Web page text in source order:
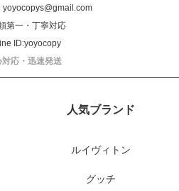
yoyocopys@gmail.com
第一・丁寧対応
ID:yoyocopy
対応・迅速発送
人気ブランド
ルイヴィトン
グッチ